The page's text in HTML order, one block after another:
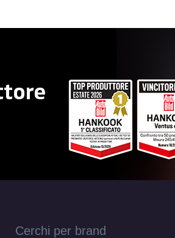
Cerchi per brand